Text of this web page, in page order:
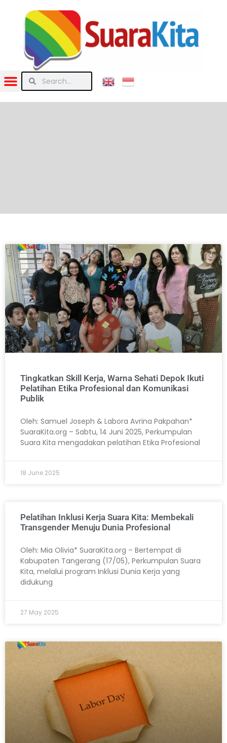
Tingkatkan Skill Kerja, Warna Sehati Depok Ikuti
Pelatihan Etika Profesional dan Komunikasi
Publik
Oleh: Samuel Joseph & Labora Avrina Pakpahan*
SuaraKita.org – Sabtu, 14 Juni 2025, Perkumpulan
Suara Kita mengadakan pelatihan Etika Profesional
18 June 2025
Pelatihan Inklusi Kerja Suara Kita: Membekali
Transgender Menuju Dunia Profesional
Oleh: Mia Olivia* SuaraKita.org – Bertempat di
Kabupaten Tangerang (17/05), Perkumpulan Suara
Kita, melalui program Inklusi Dunia Kerja yang
didukung
27 May 2025